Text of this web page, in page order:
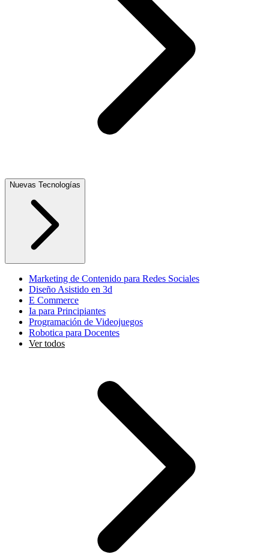
Nuevas Tecnologías
Marketing de Contenido para Redes Sociales
Diseño Asistido en 3d
E Commerce
Ia para Principiantes
Programación de Videojuegos
Robotica para Docentes
Ver todos